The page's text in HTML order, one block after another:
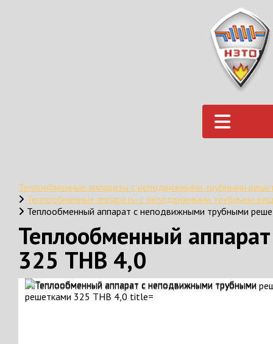
Теплообменные аппараты с неподвижными трубными
Теплообменные аппараты с неподвижными трубными
Теплообменный аппарат с неподвижными трубными
Теплообменный
325 ТНВ 4,0